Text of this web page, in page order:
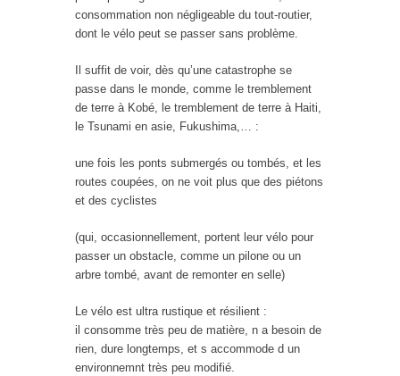
consommation non négligeable du tout-routier,
dont le vélo peut se passer sans problème.
Il suffit de voir, dès qu’une catastrophe se
passe dans le monde, comme le tremblement
de terre à Kobé, le tremblement de terre à Haiti,
le Tsunami en asie, Fukushima,… :
une fois les ponts submergés ou tombés, et les
routes coupées, on ne voit plus que des piétons
et des cyclistes
(qui, occasionnellement, portent leur vélo pour
passer un obstacle, comme un pilone ou un
arbre tombé, avant de remonter en selle)
Le vélo est ultra rustique et résilient :
il consomme très peu de matière, n a besoin de
rien, dure longtemps, et s accommode d un
environnemnt très peu modifié.